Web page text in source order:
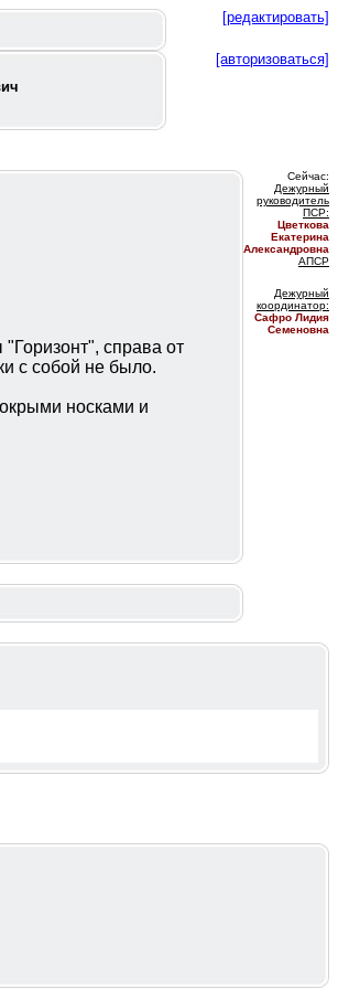
[редактировать]
[авторизоваться]
справа от
с собой не было.
носками и
Сейчас:
Дежурный
руководитель
ПСР:
Цветкова
Екатерина
Александровна
АПСР
Дежурный
координатор:
Сафро Лидия
Семеновна